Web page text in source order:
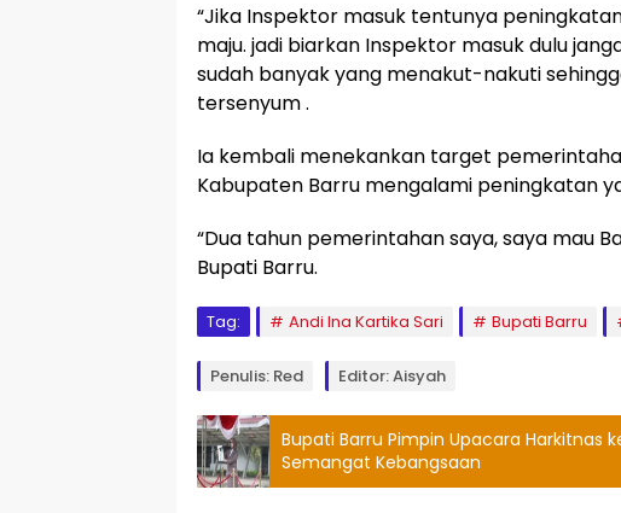
“Jika Inspektor masuk tentunya
maju. jadi biarkan Inspektor masuk dulu
sudah banyak yang menakut-nakuti
tersenyum .
Ia kembali menekankan target
Kabupaten Barru mengalami peningkatan
“Dua tahun pemerintahan saya, saya mau
Bupati Barru.
Tag: Andi Ina Kartika Sari Bupati Barru
Penulis: Red Editor: Aisyah
Bupati Barru Pimpin Upacara Harkitnas
Semangat Kebangsaan